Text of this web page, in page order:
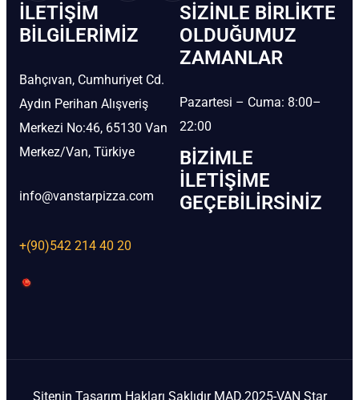
İLETIŞIM
BİLGILERIMIZ
Bahçıvan, Cumhuriyet Cd.
Aydın Perihan Alışveriş
Merkezi No:46, 65130 Van
Merkez/Van, Türkiye
info@vanstarpizza.com
+(90)542 214 40 20
SIZINLE BIRLIKTE
OLDUĞUMUZ
ZAMANLAR
Pazartesi – Cuma: 8:00–
22:00
BIZIMLE
İLETIŞIME
GEÇEBILIRSINIZ
Sitenin Tasarım Hakları Saklıdır MAD.2025-VAN Star